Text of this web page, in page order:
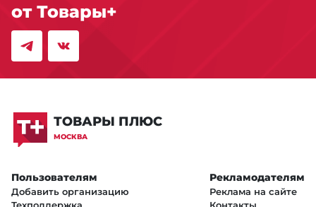
от Товары+
ТОВАРЫ ПЛЮС
МОСКВА
Пользователям
Добавить организацию
Рекламодателям
Реклама на сайте